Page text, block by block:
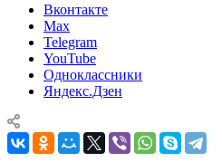
Вконтакте
Max
Telegram
YouTube
Одноклассники
Яндекс.Дзен